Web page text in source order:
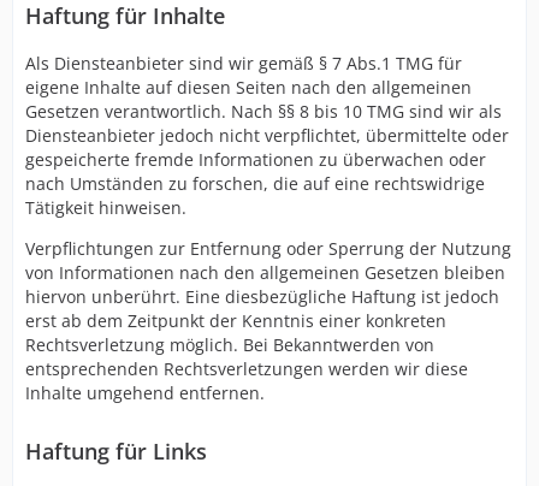
Haftung für Inhalte
Als Diensteanbieter sind wir gemäß § 7 Abs.1 TMG für
eigene Inhalte auf diesen Seiten nach den allgemeinen
Gesetzen verantwortlich. Nach §§ 8 bis 10 TMG sind wir als
Diensteanbieter jedoch nicht verpflichtet, übermittelte oder
gespeicherte fremde Informationen zu überwachen oder
nach Umständen zu forschen, die auf eine rechtswidrige
Tätigkeit hinweisen.
Verpflichtungen zur Entfernung oder Sperrung der Nutzung
von Informationen nach den allgemeinen Gesetzen bleiben
hiervon unberührt. Eine diesbezügliche Haftung ist jedoch
erst ab dem Zeitpunkt der Kenntnis einer konkreten
Rechtsverletzung möglich. Bei Bekanntwerden von
entsprechenden Rechtsverletzungen werden wir diese
Inhalte umgehend entfernen.
Haftung für Links